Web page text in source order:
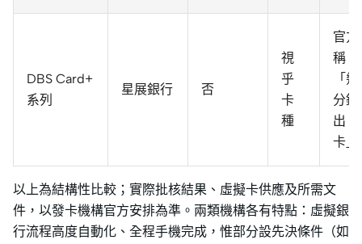
DBS Card+
系列
星展銀行 否
視
乎
卡
種
官方
稱
「幾
分鐘
出
卡」
以上為結構性比較；實際批核結果、虛擬卡供應及所需文
件，以發卡機構官方安排為準。兩類機構各有特點：虛擬銀
行流程高度自動化、全程手機完成，惟部分設先決條件（如